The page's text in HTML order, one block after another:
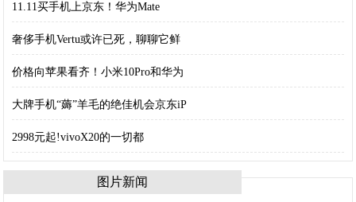
11.11买手机上京东！华为Mate
奢侈手机Vertu或许已死，聊聊它鲜
价格向苹果看齐！小米10Pro和华为
大牌手机“薅”羊毛的绝佳机会京东iP
2998元起!vivoX20的一切都
图片新闻